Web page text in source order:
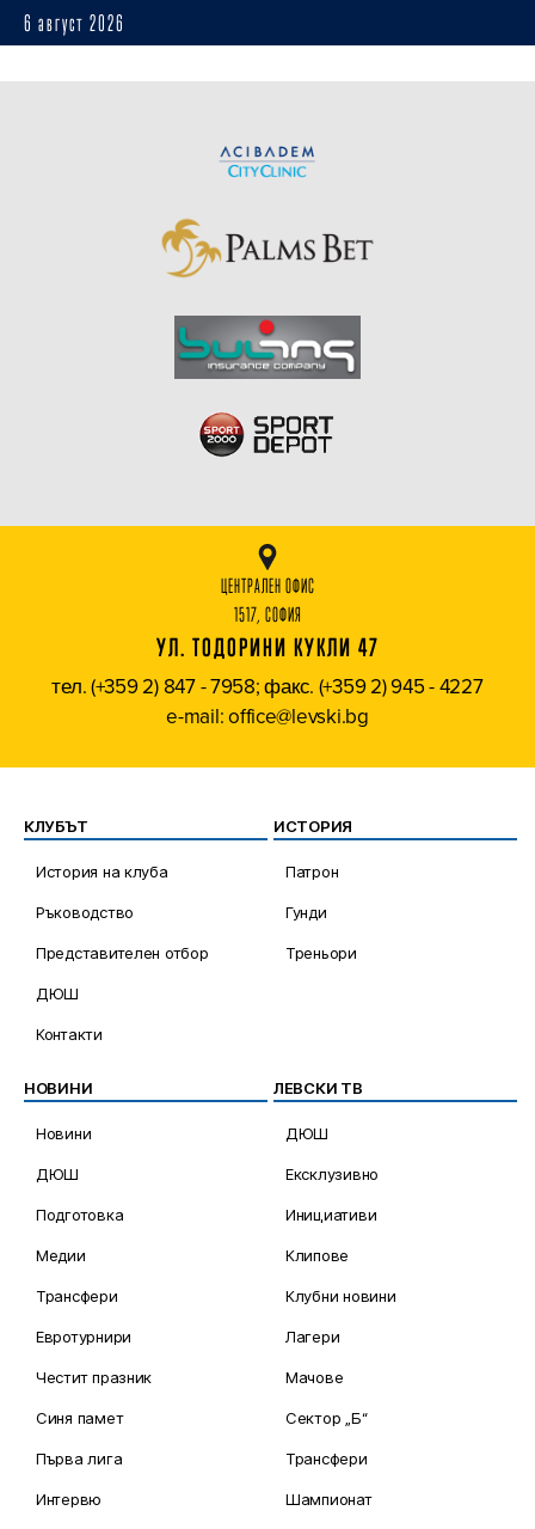
6 август 2026
ЦЕНТРАЛЕН ОФИС
1517, СОФИЯ
УЛ. ТОДОРИНИ КУКЛИ 47
тел. (+359 2) 847 - 7958; факс. (+359 2) 945 - 4227
e-mail: office@levski.bg
КЛУБЪТ
История на клуба
Ръководство
Представителен отбор
ДЮШ
Контакти
ИСТОРИЯ
Патрон
Гунди
Треньори
НОВИНИ
Новини
ДЮШ
Подготовка
Медии
Трансфери
Евротурнири
Честит празник
Синя памет
Първа лига
Интервю
ЛЕВСКИ ТВ
ДЮШ
Ексклузивно
Инициативи
Клипове
Клубни новини
Лагери
Мачове
Сектор „Б“
Трансфери
Шампионат